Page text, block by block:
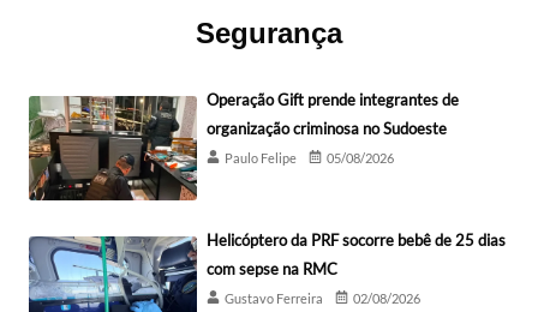
Segurança
Operação Gift prende integrantes de
organização criminosa no Sudoeste
Paulo Felipe 05/08/2026
Helicóptero da PRF socorre bebê de 25 dias
com sepse na RMC
Gustavo Ferreira 02/08/2026